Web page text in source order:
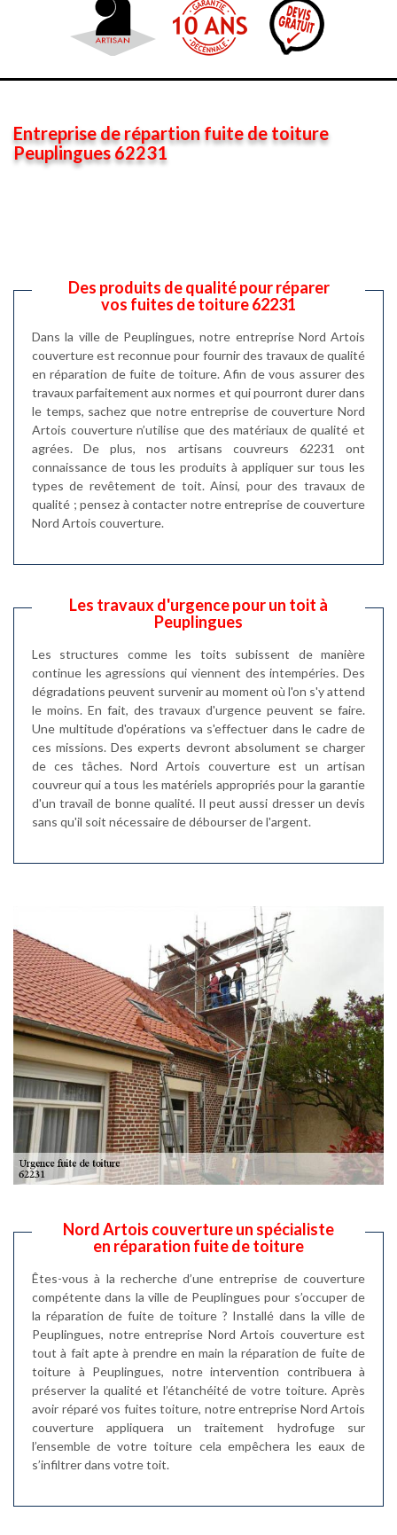
Entreprise de répartion fuite de toiture
Peuplingues 62231
Des produits de qualité pour réparer
vos fuites de toiture 62231
Dans la ville de Peuplingues, notre entreprise Nord Artois
couverture est reconnue pour fournir des travaux de qualité
en réparation de fuite de toiture. Afin de vous assurer des
travaux parfaitement aux normes et qui pourront durer dans
le temps, sachez que notre entreprise de couverture Nord
Artois couverture n’utilise que des matériaux de qualité et
agrées. De plus, nos artisans couvreurs 62231 ont
connaissance de tous les produits à appliquer sur tous les
types de revêtement de toit. Ainsi, pour des travaux de
qualité ; pensez à contacter notre entreprise de couverture
Nord Artois couverture.
Les travaux d'urgence pour un toit à
Peuplingues
Les structures comme les toits subissent de manière
continue les agressions qui viennent des intempéries. Des
dégradations peuvent survenir au moment où l'on s'y attend
le moins. En fait, des travaux d'urgence peuvent se faire.
Une multitude d'opérations va s'effectuer dans le cadre de
ces missions. Des experts devront absolument se charger
de ces tâches. Nord Artois couverture est un artisan
couvreur qui a tous les matériels appropriés pour la garantie
d'un travail de bonne qualité. Il peut aussi dresser un devis
sans qu'il soit nécessaire de débourser de l'argent.
Nord Artois couverture un spécialiste
en réparation fuite de toiture
Êtes-vous à la recherche d’une entreprise de couverture
compétente dans la ville de Peuplingues pour s’occuper de
la réparation de fuite de toiture ? Installé dans la ville de
Peuplingues, notre entreprise Nord Artois couverture est
tout à fait apte à prendre en main la réparation de fuite de
toiture à Peuplingues, notre intervention contribuera à
préserver la qualité et l’étanchéité de votre toiture. Après
avoir réparé vos fuites toiture, notre entreprise Nord Artois
couverture appliquera un traitement hydrofuge sur
l’ensemble de votre toiture cela empêchera les eaux de
s’infiltrer dans votre toit.